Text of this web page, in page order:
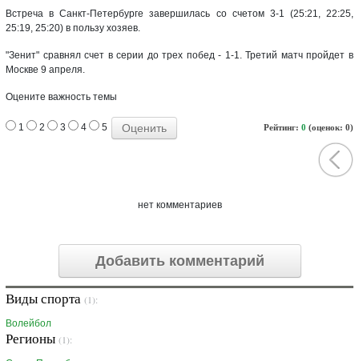
Встреча в Санкт-Петербурге завершилась со счетом 3-1 (25:21, 22:25,
25:19, 25:20) в пользу хозяев.
"Зенит" сравнял счет в серии до трех побед - 1-1. Третий матч пройдет в
Москве 9 апреля.
Оцените важность темы
Рейтинг: 0 (оценок: 0)
1 2 3 4 5
нет комментариев
Добавить комментарий
Виды спорта (1):
Волейбол
Регионы (1):